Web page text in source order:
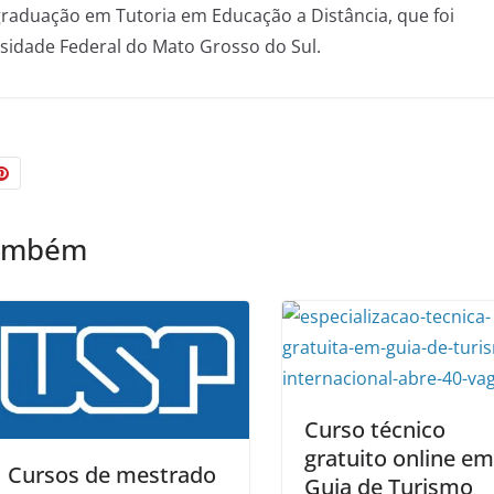
em Tutoria em Educação a Distância, que foi
Federal do Mato Grosso do Sul.
Cursos de mestrado
Curso técnico
gratuito online em
Guia de Turismo